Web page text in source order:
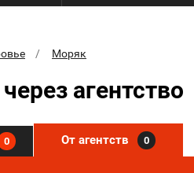
Моряк
агентство
0 От агентств 0